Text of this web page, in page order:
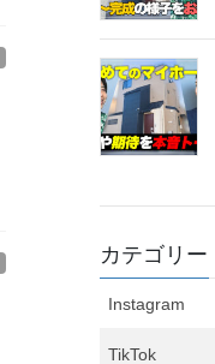
カテゴリー
Instagram
TikTok